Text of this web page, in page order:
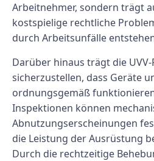
Arbeitnehmer, sondern trägt
kostspielige rechtliche
durch Arbeitsunfälle
Darüber hinaus trägt die
sicherzustellen, dass Geräte
ordnungsgemäß
Inspektionen können
Abnutzungserscheinungen
die Leistung der Ausrüstung
Durch die rechtzeitige